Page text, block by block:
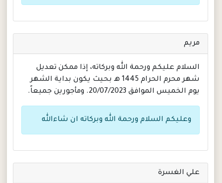
مريم
السلام عليكم ورحمة الله وبركاته، إذا ممكن تعديل
شهر محرم الحرام 1445 هـ بحيث يكون بداية الشهر
يوم الخميس الموافق 20/07/2023. ومأجورين جميعاً.
وعليكم السلام ورحمة الله وبركاته ان شاءالله
علي الغسرة